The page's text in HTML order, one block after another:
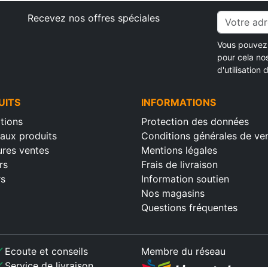
Recevez nos offres spéciales
Vous
pour cela
d'utilisation
produits
ventes
INFORMATIONS
Protection des données
Conditions générales de
Mentions légales
Frais de livraison
Information soutien
Nos magasins
Questions fréquentes
Ecoute et conseils Membre du réseau